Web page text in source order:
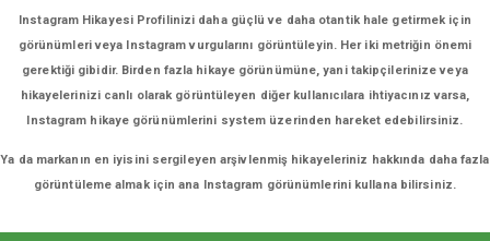
Instagram Hikayesi Profilinizi daha güçlü ve daha otantik hale getirmek için
görünümleri veya Instagram vurgularını görüntüleyin. Her iki metriğin önemi
gerektiği gibidir. Birden fazla hikaye görünümüne, yani takipçilerinize veya
hikayelerinizi canlı olarak görüntüleyen diğer kullanıcılara ihtiyacınız varsa,
Instagram hikaye görünümlerini system üzerinden hareket edebilirsiniz.
Ya da markanın en iyisini sergileyen arşivlenmiş hikayeleriniz hakkında daha fazla
görüntüleme almak için ana Instagram görünümlerini kullana bilirsiniz.